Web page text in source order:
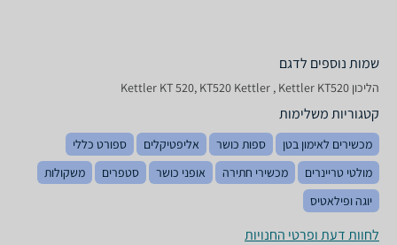
שמות נוספים לדגם
הליכון Kettler KT 520, KT520 Kettler , Kettler KT520
קטגוריות משלימות
מכשירים לאימון בטן ספות כושר אליפטיקלים
ספורט כללי
מולטי טריינרים
מכשירי חתירה אופני כושר סטפרים
משקולות
יוגה ופילאטיס
לחוות דעת ופרטי החנויות